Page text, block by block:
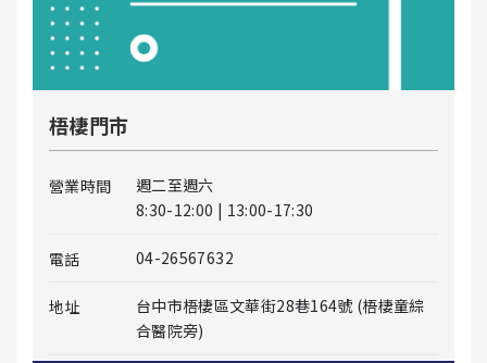
梧棲門市
營業時間
週二至週六
8:30-12:00 | 13:00-17:30
電話 04-26567632
地址
台中市梧棲區文華街28巷164號 (梧棲童綜
合醫院旁)